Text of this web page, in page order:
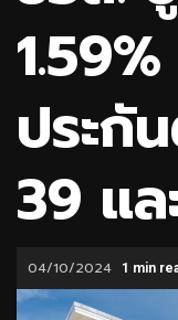
ประกั
39 แ
04/10/2024 1 min